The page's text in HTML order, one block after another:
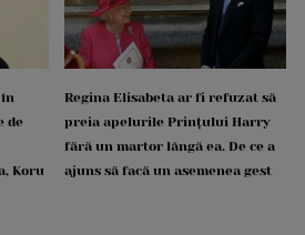
în
de
Koru
Regina Elisabeta ar fi refuzat să
preia apelurile Prințului Harry
fără un martor lângă ea. De ce a
ajuns să facă un asemenea gest